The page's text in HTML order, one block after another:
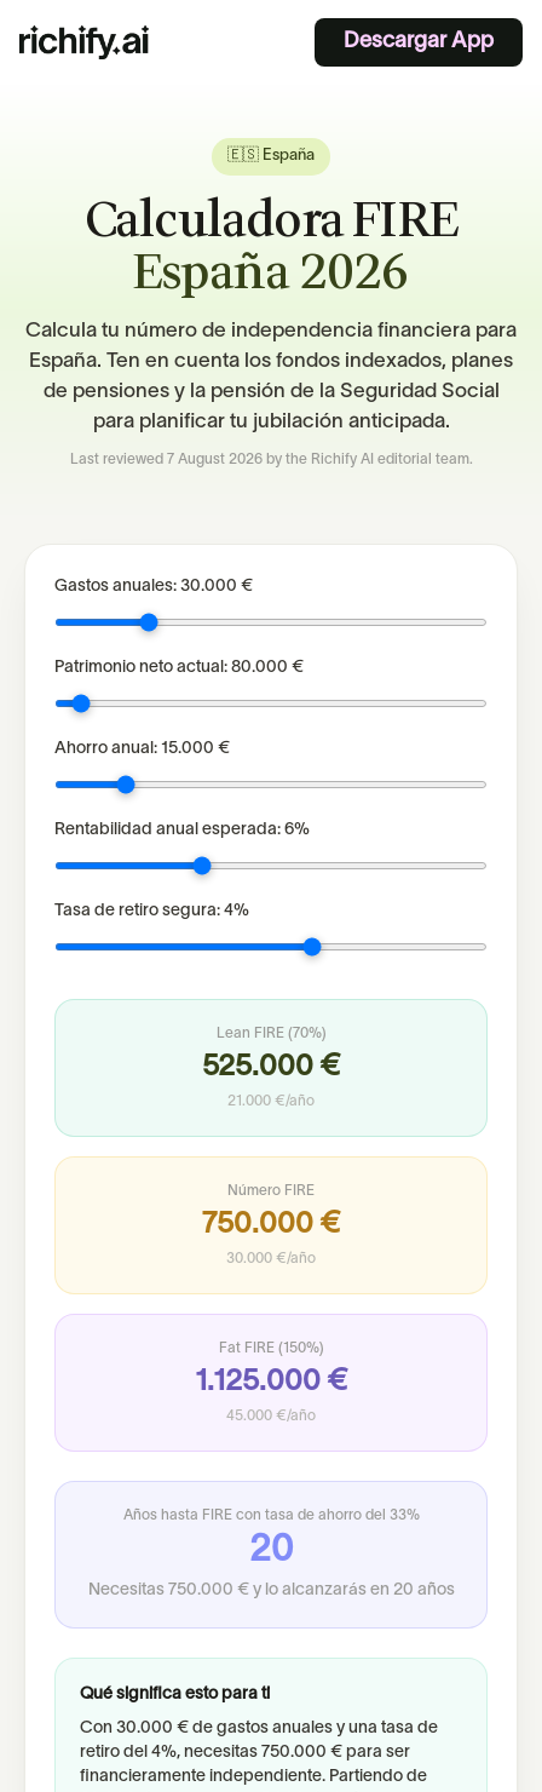
Descargar App
🇪🇸 España
Calculadora FIRE
España 2026
Calcula tu número de independencia financiera para
España. Ten en cuenta los fondos indexados, planes
de pensiones y la pensión de la Seguridad Social
para planificar tu jubilación anticipada.
Last reviewed 7 August 2026by the Richify AI editorial team.
Gastos anuales: 30.000 €
Patrimonio neto actual: 80.000 €
Ahorro anual: 15.000 €
Rentabilidad anual esperada: 6%
Tasa de retiro segura: 4%
Lean FIRE (70%)
525.000 €
21.000 € /año
Número FIRE
750.000 €
30.000 €/año
Fat FIRE (150%)
1.125.000 €
45.000 €/año
Años hasta FIRE con tasa de ahorro del 33%
20
Necesitas 750.000 € y lo alcanzarás en 20 años
Qué significa esto para ti
Con 30.000 € de gastos anuales y una tasa de
retiro del 4%, necesitas 750.000 € para ser
financieramente independiente. Partiendo de